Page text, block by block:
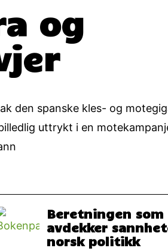
og
den spanske kles- og
uttrykt i en
Beretningen som
avdekker
norsk politikk